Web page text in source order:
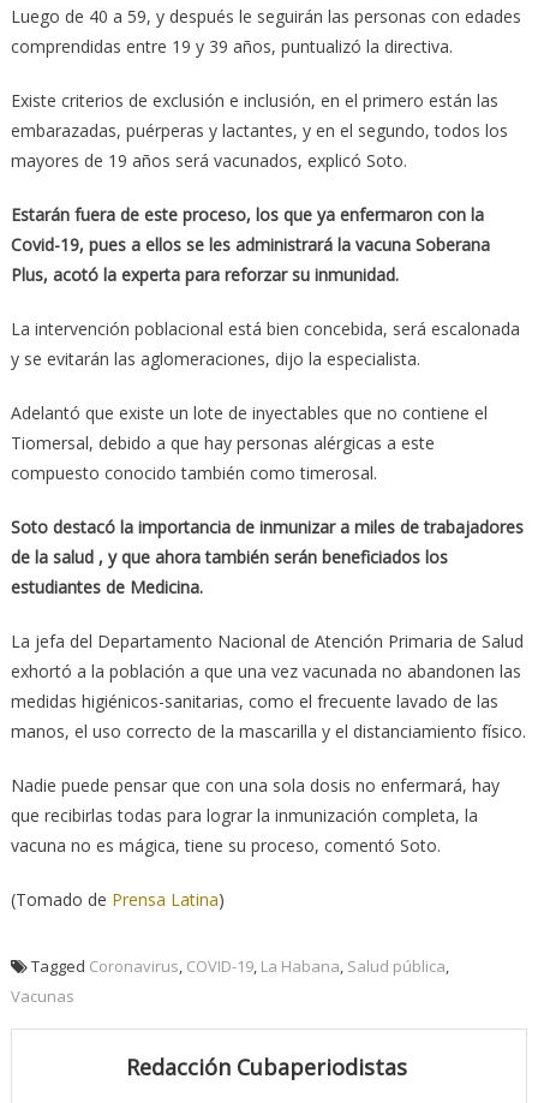
Luego de 40 a 59, y después le seguirán las personas con edades
comprendidas entre 19 y 39 años, puntualizó la directiva.
Existe criterios de exclusión e inclusión, en el primero están las
embarazadas, puérperas y lactantes, y en el segundo, todos los
mayores de 19 años será vacunados, explicó Soto.
Estarán fuera de este proceso, los que ya enfermaron con la
Covid-19, pues a ellos se les administrará la vacuna Soberana
Plus, acotó la experta para reforzar su inmunidad.
La intervención poblacional está bien concebida, será escalonada
y se evitarán las aglomeraciones, dijo la especialista.
Adelantó que existe un lote de inyectables que no contiene el
Tiomersal, debido a que hay personas alérgicas a este
compuesto conocido también como timerosal.
Soto destacó la importancia de inmunizar a miles de trabajadores
de la salud , y que ahora también serán beneficiados los
estudiantes de Medicina.
La jefa del Departamento Nacional de Atención Primaria de Salud
exhortó a la población a que una vez vacunada no abandonen las
medidas higiénicos-sanitarias, como el frecuente lavado de las
manos, el uso correcto de la mascarilla y el distanciamiento físico.
Nadie puede pensar que con una sola dosis no enfermará, hay
que recibirlas todas para lograr la inmunización completa, la
vacuna no es mágica, tiene su proceso, comentó Soto.
(Tomado de Prensa Latina)
Tagged Coronavirus COVID-19, La Habana Salud pública
Vacunas
Redacción Cubaperiodistas